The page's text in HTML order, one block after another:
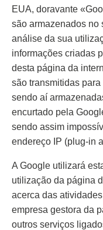
EUA, doravante
são armazenados no
análise da sua
informações criadas
desta página da
são transmitidas
sendo aí
encurtado pela
sendo assim
endereço IP (plug-in
A Google utilizará
utilização da página
acerca das
empresa gestora da
outros serviços